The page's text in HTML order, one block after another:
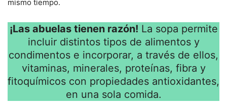
mismo tiempo.
¡Las abuelas tienen razón! La sopa permite
incluir distintos tipos de alimentos y
condimentos e incorporar, a través de ellos,
vitaminas, minerales, proteínas, fibra y
fitoquímicos con propiedades antioxidantes,
en una sola comida.